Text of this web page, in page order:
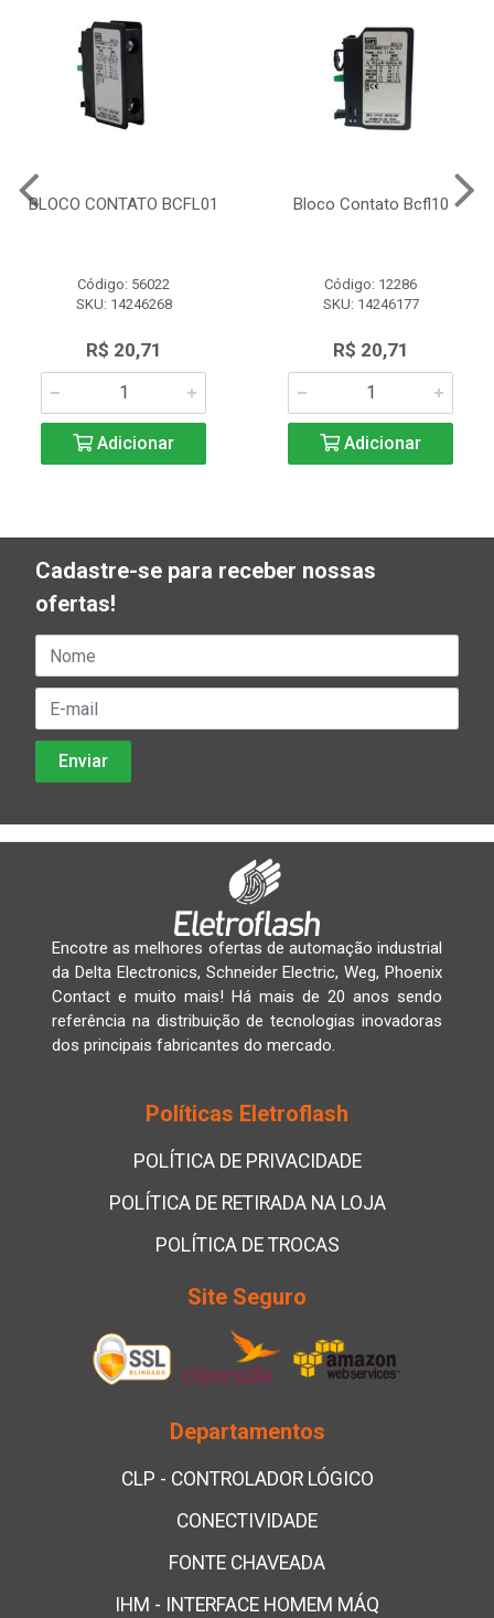
BLOCO CONTATO BCFL01
Código: 56022
SKU: 14246268
R$ 20,71
Adicionar
Bloco Contato Bcfl10
Código: 12286
SKU: 14246177
R$ 20,71
Adicionar
Cadastre-se para receber nossas
ofertas!
Encotre as melhores ofertas de automação industrial
da Delta Electronics, Schneider Electric, Weg, Phoenix
Contact e muito mais! Há mais de 20 anos sendo
referência na distribuição de tecnologias inovadoras
dos principais fabricantes do mercado.
Políticas Eletroflash
POLÍTICA DE PRIVACIDADE
POLÍTICA DE RETIRADA NA LOJA
POLÍTICA DE TROCAS
Site Seguro
Departamentos
CLP - CONTROLADOR LÓGICO
CONECTIVIDADE
FONTE CHAVEADA
IHM - INTERFACE HOMEM MÁQ